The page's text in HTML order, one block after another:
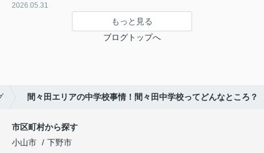
2026.05.31
もっと見る
ブログトップへ
間々田エリアの中学校事情！間々田中学校ってどんなところ？
市区町村から探す
小山市
下野市